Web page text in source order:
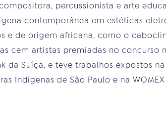
percussionista e arte
contemporânea em estéticas
e de origem africana, como o
cem artistas premiadas no
da Suíça, e teve trabalhos expostos
Indígenas de São Paulo e na